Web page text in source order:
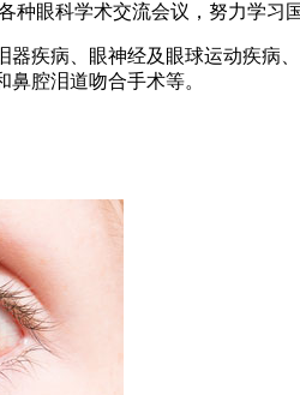
种眼科学术交流会议，努力学习
器疾病、眼神经及眼球运动疾病
腔泪道吻合手术等。